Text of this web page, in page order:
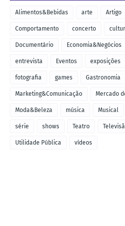
Alimentos&Bebidas arte Artigo
Comportamento concerto
Documentário Economia&Negócios
entrevista Eventos exposições
fotografia games Gastronomia
Marketing&Comunicação Mercado
Moda&Beleza música Musical
série shows Teatro
Utilidade Pública vídeos